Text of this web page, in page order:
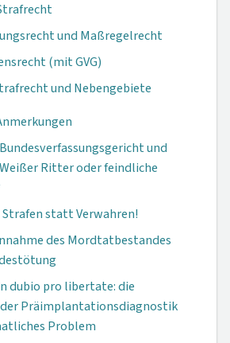
und Maßregelrecht
(mit GVG)
und Nebengebiete
und
Ritter oder feindliche
Strafen statt Verwahren!
des Mordtatbestandes
dubio pro libertate: die
Präimplantations­diagnostik
Problem